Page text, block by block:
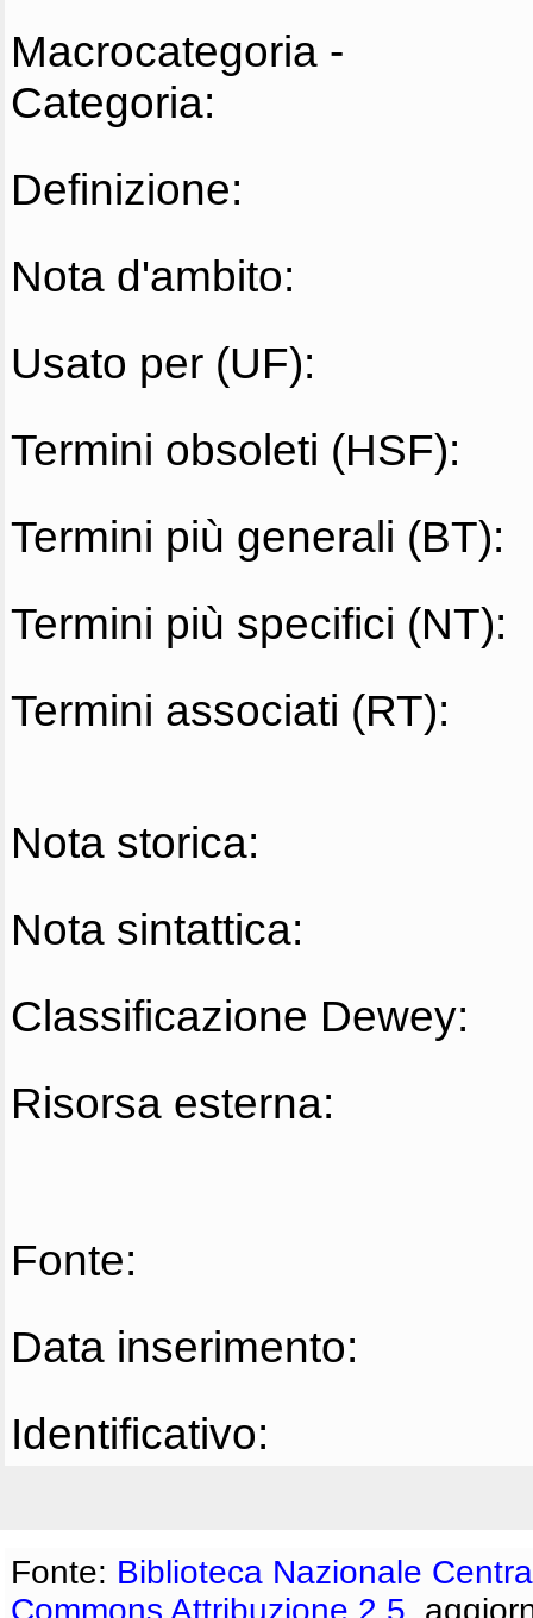
Macrocategoria -
Categoria:
Definizione:
Nota d'ambito:
Usato per (UF):
Termini obsoleti (HSF):
Termini più generali (BT):
Termini più specifici (NT):
Termini associati (RT):
Nota storica:
Nota sintattica:
Classificazione Dewey:
Risorsa esterna:
Fonte:
Data inserimento:
Identificativo:
Fonte: Biblioteca Nazionale
Commons Attribuzione 2.5 ,